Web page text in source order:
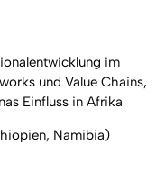
im
und Value Chains,
Einfluss in Afrika
Namibia)